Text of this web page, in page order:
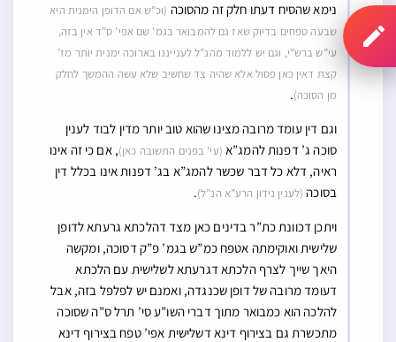
נימא שהסיח דעתו חלק זה מהסוכה (וכ”ש אם הדופן הימנית היא
שבעה טפחים בדיוק שאז גם להמבואר בגמ’ שם אפי’ ס”ד אין בזה,
עי”ש ברש”י, וגם יש ללמוד מהנ”ל לענייננו בארוכה ימנית יותר מז’
קצת דאין כאן פסול אלא שהיה צד שחשיב שלא עשה ההמשך לחלק
מן הסוכה).
וגם דין עומד מרובה מצינו שהוא טוב יותר מדין לבוד לענין
סוכה ג’ דפנות להמג”א (עי’ בפנים התשובה כאן), אם כי זה אינו
ראיה, דלא כל דבר שכשר להמג”א בג’ דפנות אינו בכלל דין
בסוכה (לענין נידון הרע”א הנ”ל).
ויתכן דכוונת כת”ר בדינים כאן מצד דהלכתא גרעתא לדופן
שלישית ואוקימתה אטפח כמ”ש בגמ’ פ”ק דסוכה, ומקשה
היאך שייך לצרף הלכתא דגרעתא לשלישית עם הלכתא
דעומד מרובה של דופן שכנגדה, ואמנם יש לפלפל בזה, אבל
להלכה הוא כמבואר מתוך דברי השו”ע סי’ תרל ס”ה שסוכה
מתכשרת גם בצירוף דינא דשלישית אפי’ טפח בצירוף דינא